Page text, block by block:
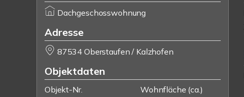
Dachgeschosswohnung
Adresse
87534 Oberstaufen / Kalzhofen
Objektdaten
Objekt-Nr.
Wohnfläche (ca.)